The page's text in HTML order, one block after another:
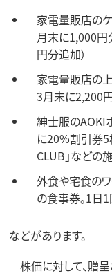
家電量販店の
月末に1,000円
円分追加）
家電量販店の
3月末に2,200
紳士服のAOKI
に20%割引券5
CLUB」などの
外食や宅食の
の食事券。1日
などがあります。
株価に対して、贈